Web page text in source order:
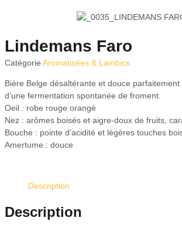
Lindemans Faro
Catégorie Aromatisées & Lambics
Bière Belge désaltérante et douce parfaitement
d’une fermentation spontanée de froment.
Oeil : robe rouge orangé
Nez : arômes boisés et aigre-doux de fruits,
Bouche : pointe d’acidité et légères touches
Amertume : douce
Description
Description